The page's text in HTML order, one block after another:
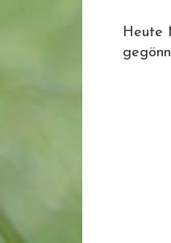
Heute